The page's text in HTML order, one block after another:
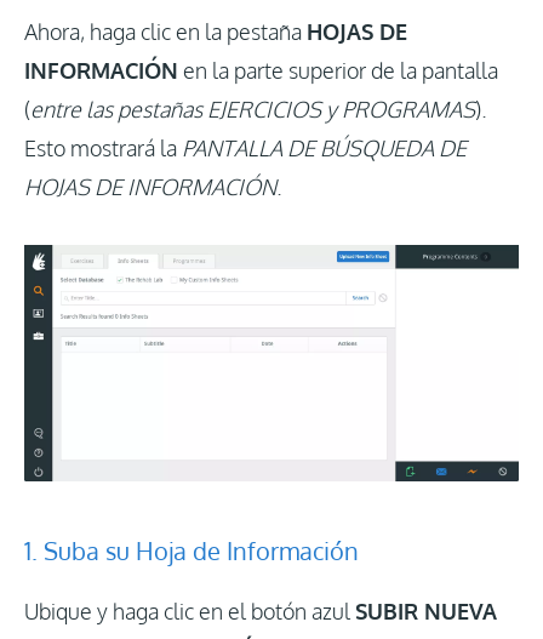
Ahora, haga clic en la pestaña HOJAS DE
INFORMACIÓN en la parte superior de la pantalla
(entre las pestañas EJERCICIOS y PROGRAMAS).
Esto mostrará la PANTALLA DE BÚSQUEDA DE
HOJAS DE INFORMACIÓN.
1. Suba su Hoja de Información
Ubique y haga clic en el botón azul SUBIR NUEVA